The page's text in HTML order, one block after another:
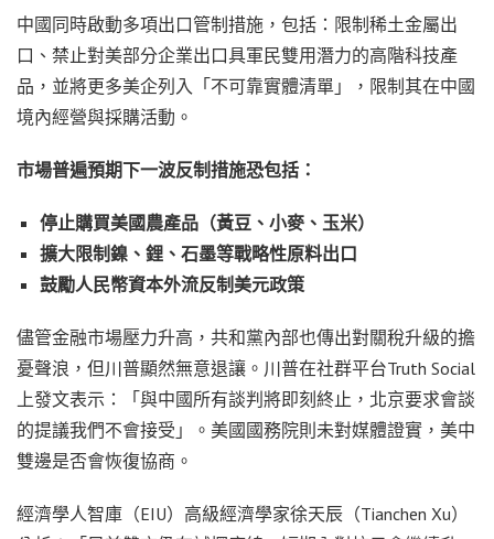
中國同時啟動多項出口管制措施，包括：限制稀土金屬出
口、禁止對美部分企業出口具軍民雙用潛力的高階科技產
品，並將更多美企列入「不可靠實體清單」，限制其在中國
境內經營與採購活動。
市場普遍預期下一波反制措施恐包括：
停止購買美國農產品（黃豆、小麥、玉米）
擴大限制鎳、鋰、石墨等戰略性原料出口
鼓勵人民幣資本外流反制美元政策
儘管金融市場壓力升高，共和黨內部也傳出對關稅升級的擔
憂聲浪，但川普顯然無意退讓。川普在社群平台Truth Social
上發文表示：「與中國所有談判將即刻終止，北京要求會談
的提議我們不會接受」。美國國務院則未對媒體證實，美中
雙邊是否會恢復協商。
經濟學人智庫（EIU）高級經濟學家徐天辰（Tianchen Xu）